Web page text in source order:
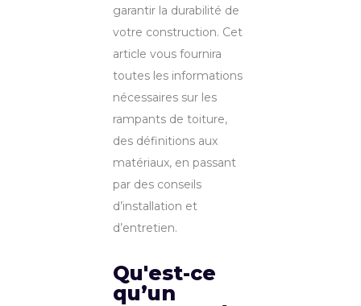
garantir la durabilité de
votre construction. Cet
article vous fournira
toutes les informations
nécessaires sur les
rampants de toiture,
des définitions aux
matériaux, en passant
par des conseils
d’installation et
d’entretien.
Qu'est-ce
qu’un